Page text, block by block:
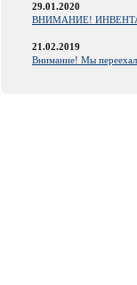
29.01.2020
ВНИМАНИЕ!
21.02.2019
Внимание! Мы